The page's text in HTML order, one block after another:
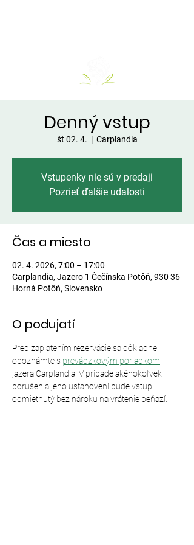
Denný vstup
št 02. 4.
  |
Carplandia
Vstupenky nie sú v predaji
Pozrieť ďalšie udalosti
Čas a miesto
02. 4. 2026, 7:00 – 17:00
Carplandia, Jazero 1 Čečínska Potôň, 930 36
Horná Potôň, Slovensko
O podujatí
Pred zaplatením rezervácie sa dôkladne
oboznámte s prevádzkovým poriadkom
jazera Carplandia. V prípade akéhokoľvek
porušenia jeho ustanovení bude vstup
odmietnutý bez nároku na vrátenie peňazí.